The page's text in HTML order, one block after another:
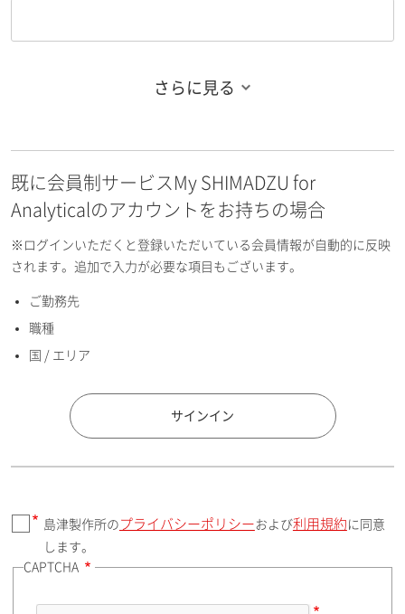
お名前フリガナ（名）
E-mailアドレス（半角英数）
国 / エリア
郵便番号（勤務先）
さらに見る
既に会員制サービスMy SHIMADZU for
Analyticalのアカウントをお持ちの場合
※ログインいただくと登録いただいている会員情報が自動的に反映
されます。追加で入力が必要な項目もございます。
ご勤務先
職種
国 / エリア
サインイン
島津製作所の プライバシーポリシーおよび利用規約 に同意
します。
CAPTCHA